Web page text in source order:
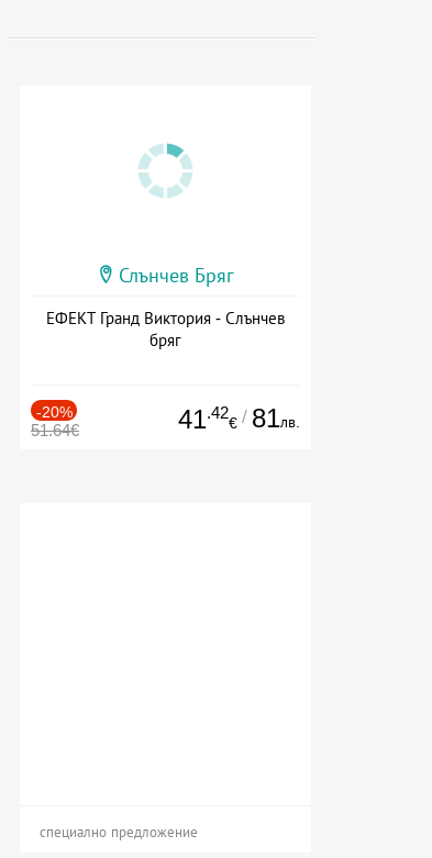
Слънчев Бряг
ЕФЕКТ Гранд Виктория - Слънчев
бряг
-20%
51.64€ 41.42
€ / 81лв.
специално предложение